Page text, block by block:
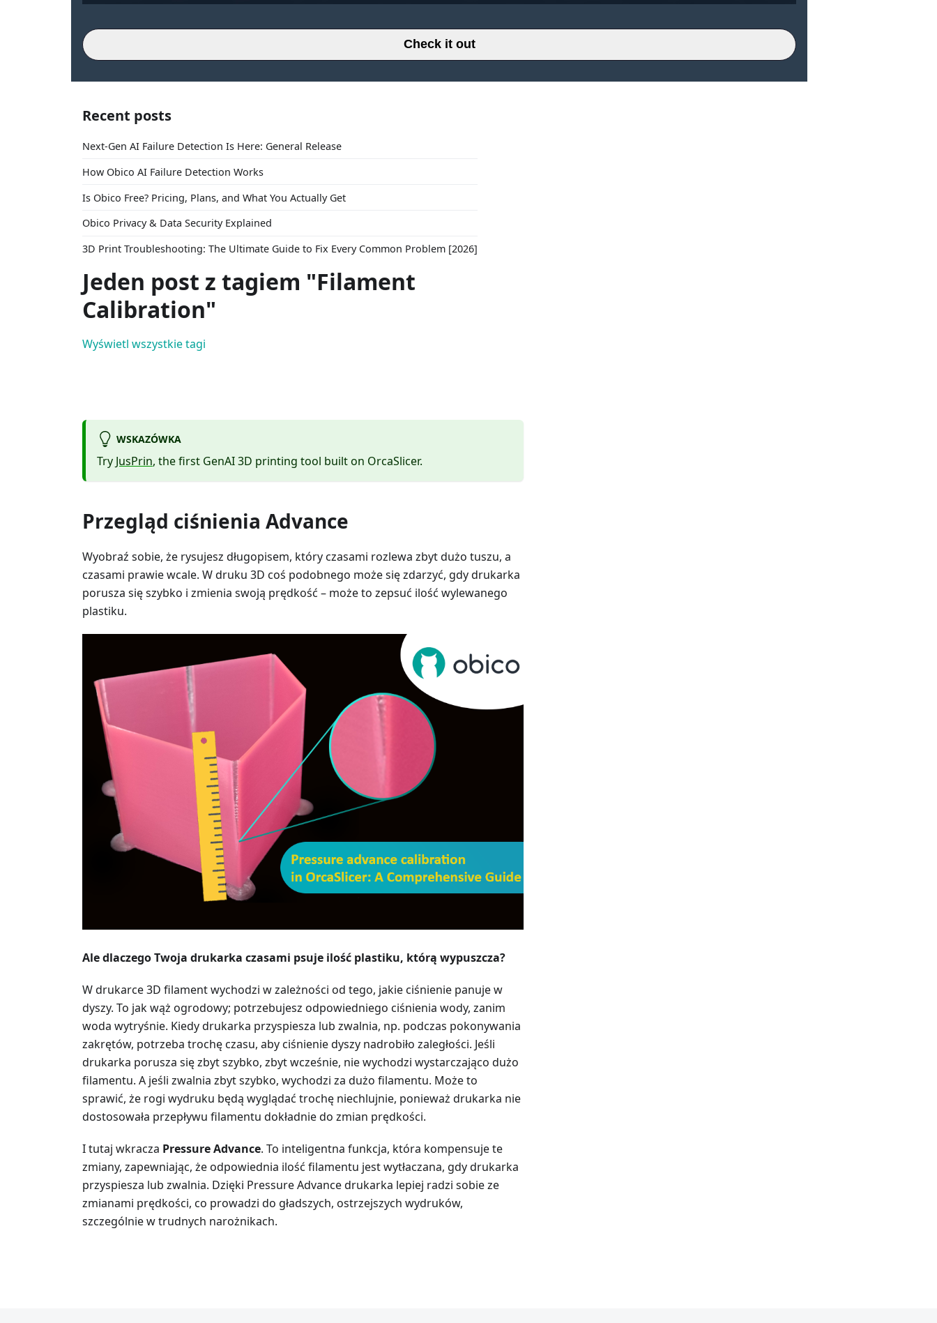
Check it out
Recent posts
Next-Gen AI Failure Detection Is Here: General Release
How Obico AI Failure Detection Works
Is Obico Free? Pricing, Plans, and What You Actually Get
Obico Privacy & Data Security Explained
3D Print Troubleshooting: The Ultimate Guide to Fix Every Common Problem [2026]
Jeden post z tagiem "Filament
Calibration"
Wyświetl wszystkie tagi
WSKAZÓWKA
Try JusPrin, the first GenAI 3D printing tool built on OrcaSlicer.
Przegląd ciśnienia Advance
Wyobraź sobie, że rysujesz długopisem, który czasami rozlewa zbyt dużo tuszu, a
czasami prawie wcale. W druku 3D coś podobnego może się zdarzyć, gdy drukarka
porusza się szybko i zmienia swoją prędkość – może to zepsuć ilość wylewanego
plastiku.
Ale dlaczego Twoja drukarka czasami psuje ilość plastiku, którą wypuszcza?
W drukarce 3D filament wychodzi w zależności od tego, jakie ciśnienie panuje w
dyszy. To jak wąż ogrodowy; potrzebujesz odpowiedniego ciśnienia wody, zanim
woda wytryśnie. Kiedy drukarka przyspiesza lub zwalnia, np. podczas pokonywania
zakrętów, potrzeba trochę czasu, aby ciśnienie dyszy nadrobiło zaległości. Jeśli
drukarka porusza się zbyt szybko, zbyt wcześnie, nie wychodzi wystarczająco dużo
filamentu. A jeśli zwalnia zbyt szybko, wychodzi za dużo filamentu. Może to
sprawić, że rogi wydruku będą wyglądać trochę niechlujnie, ponieważ drukarka nie
dostosowała przepływu filamentu dokładnie do zmian prędkości.
I tutaj wkracza Pressure Advance. To inteligentna funkcja, która kompensuje te
zmiany, zapewniając, że odpowiednia ilość filamentu jest wytłaczana, gdy drukarka
przyspiesza lub zwalnia. Dzięki Pressure Advance drukarka lepiej radzi sobie ze
zmianami prędkości, co prowadzi do gładszych, ostrzejszych wydruków,
szczególnie w trudnych narożnikach.